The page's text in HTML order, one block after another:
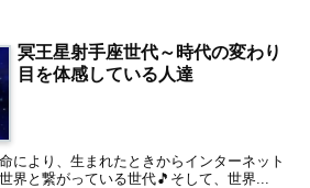
冥王星射手座世代～時代の変わり
目を体感している人達
により、生まれたときからインターネット
界と繋がっている世代🎵そして、世界...